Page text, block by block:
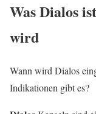
Was Dialos
wird
Wann wird Dialos
Indikationen gibt es?